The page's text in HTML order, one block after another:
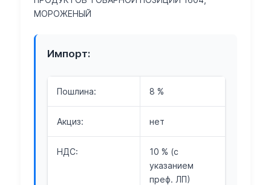
МОРОЖЕНЫЙ
Импорт:
Пошлина: 8 %
Акциз: нет
НДС:
10 % (с
указанием
преф. ЛП)